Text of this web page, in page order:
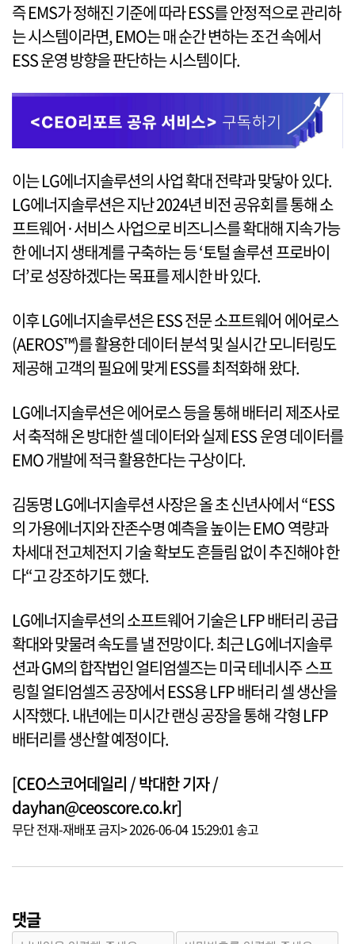
즉 EMS가 정해진 기준에 따라 ESS를 안정적으로 관리하
는 시스템이라면, EMO는 매 순간 변하는 조건 속에서
ESS 운영 방향을 판단하는 시스템이다.
이는 LG에너지솔루션의 사업 확대 전략과 맞닿아 있다.
LG에너지솔루션은 지난 2024년 비전 공유회를 통해 소
프트웨어·서비스 사업으로 비즈니스를 확대해 지속가능
한 에너지 생태계를 구축하는 등 ‘토털 솔루션 프로바이
더’로 성장하겠다는 목표를 제시한 바 있다.
이후 LG에너지솔루션은 ESS 전문 소프트웨어 에어로스
(AEROS™)를 활용한 데이터 분석 및 실시간 모니터링도
제공해 고객의 필요에 맞게 ESS를 최적화해 왔다.
LG에너지솔루션은 에어로스 등을 통해 배터리 제조사로
서 축적해 온 방대한 셀 데이터와 실제 ESS 운영 데이터를
EMO 개발에 적극 활용한다는 구상이다.
김동명 LG에너지솔루션 사장은 올 초 신년사에서 “ESS
의 가용에너지와 잔존수명 예측을 높이는 EMO 역량과
차세대 전고체전지 기술 확보도 흔들림 없이 추진해야 한
다“고 강조하기도 했다.
LG에너지솔루션의 소프트웨어 기술은 LFP 배터리 공급
확대와 맞물려 속도를 낼 전망이다. 최근 LG에너지솔루
션과 GM의 합작법인 얼티엄셀즈는 미국 테네시주 스프
링힐 얼티엄셀즈 공장에서 ESS용 LFP 배터리 셀 생산을
시작했다. 내년에는 미시간 랜싱 공장을 통해 각형 LFP
배터리를 생산할 예정이다.
[CEO스코어데일리 / 박대한 기자 /
dayhan@ceoscore.co.kr]
무단 전재-재배포 금지> 2026-06-04 15:29:01 송고
댓글